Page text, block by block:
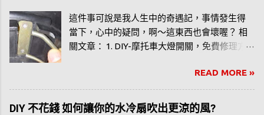
這件事可說是我人生中的奇遇記，事情發生得
當下，心中的疑問，啊～這東西也會壞喔？ 相
關文章： 1. DIY-摩托車大燈開關，免費修理方
池）哪個故障？ 3. 騎機車騎到半路。鑰匙突然
斷了，怎麼辦？？ 4. DIY_你自己也可以更換機
車火星塞。 5. 汽、機車排氣管的溫度？
READ MORE »
DIY 不花錢 如何讓你的水冷扇吹出更涼的風?